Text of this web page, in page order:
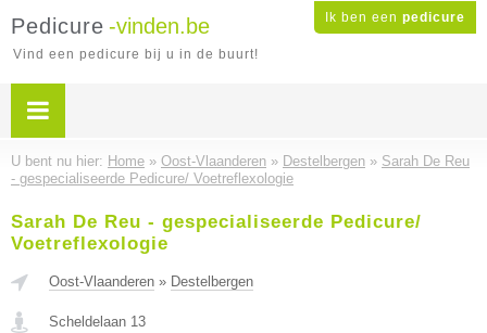
Ik ben een pedicure
Pedicure -vinden.be
Vind een pedicure bij u in de buurt!
U bent nu hier: Home » Oost-Vlaanderen » Destelbergen » Sarah De Reu
- gespecialiseerde Pedicure/ Voetreflexologie
Sarah De Reu - gespecialiseerde Pedicure/
Voetreflexologie
Oost-Vlaanderen » Destelbergen
Scheldelaan 13